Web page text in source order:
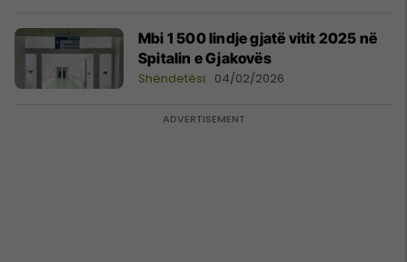
Mbi 1 500 lindje gjatë vitit 2025 në
Spitalin e Gjakovës
Shëndetësi 04/02/2026